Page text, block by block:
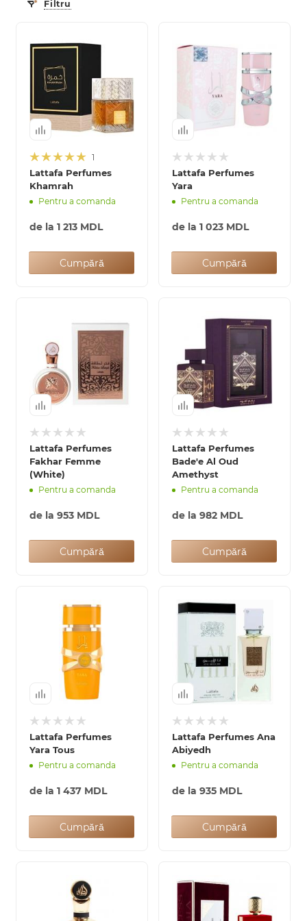
Filtru
1
Lattafa Perfumes
Khamrah
Pentru a comanda
de la 1 213 MDL
Cumpără
Lattafa Perfumes
Yara
Pentru a comanda
de la 1 023 MDL
Cumpără
Lattafa Perfumes
Fakhar Femme
(White)
Pentru a comanda
de la 953 MDL
Cumpără
Lattafa Perfumes
Bade'e Al Oud
Amethyst
Pentru a comanda
de la 982 MDL
Cumpără
Lattafa Perfumes
Yara Tous
Pentru a comanda
de la 1 437 MDL
Cumpără
Lattafa Perfumes Ana
Abiyedh
Pentru a comanda
de la 935 MDL
Cumpără